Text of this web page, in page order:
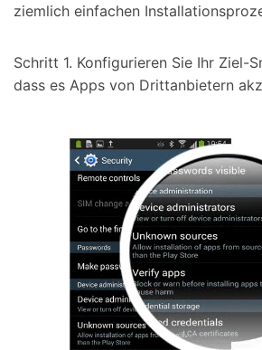
ziemlich einfachen
Schritt 1. Konfigurieren Sie Ihr Ziel-
dass es Apps von Drittanbietern